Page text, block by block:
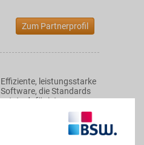
Zum Partnerprofil
Effiziente, leistungsstarke
Software, die Standards
setzt - dafür ist unser
Partner, der mit viel
Erfahrung und mehreren
Millionen Nutzern glänzt,